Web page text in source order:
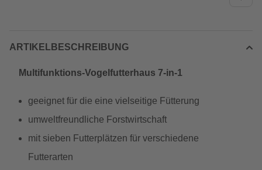
ARTIKELBESCHREIBUNG
Multifunktions-Vogelfutterhaus 7-in-1
geeignet für die eine vielseitige Fütterung
umweltfreundliche Forstwirtschaft
mit sieben Futterplätzen für verschiedene
Futterarten